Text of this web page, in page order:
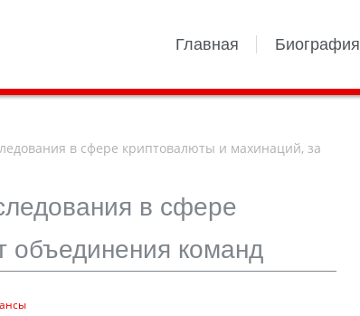
Главная Биография
в сфере криптовалюты и махинаций, за
в сфере
объединения команд